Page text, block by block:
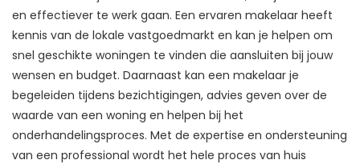
en effectiever te werk gaan. Een ervaren makelaar heeft
kennis van de lokale vastgoedmarkt en kan je helpen om
snel geschikte woningen te vinden die aansluiten bij jouw
wensen en budget. Daarnaast kan een makelaar je
begeleiden tijdens bezichtigingen, advies geven over de
waarde van een woning en helpen bij het
onderhandelingsproces. Met de expertise en ondersteuning
van een professional wordt het hele proces van huis